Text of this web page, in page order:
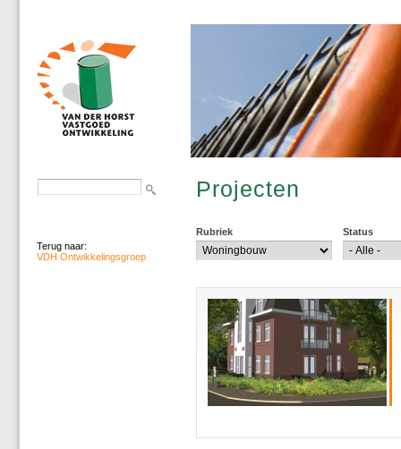
Projecten
Rubriek
Status
Terug naar:
VDH Ontwikkelingsgroep